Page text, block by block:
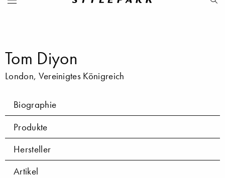
Tom Diyon
London, Vereinigtes Königreich
Biographie
Produkte
Hersteller
Artikel